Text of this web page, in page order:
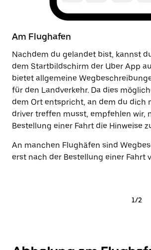
Am Flughafen
Nachdem du gelandet bist, kannst
dem Startbildschirm der Uber App
bietet allgemeine
für den Landverkehr. Da dies
dem Ort entspricht, an dem du dich
driver treffen musst, empfehlen wir,
Bestellung einer Fahrt die Hinweise
An manchen Flughäfen sind
erst nach der Bestellung einer Fahrt
1/2